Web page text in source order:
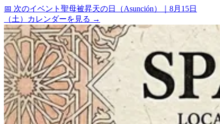
📅 次のイベント 聖母被昇天の日（Asunción）
8月15日
（土）
カレンダーを見る →